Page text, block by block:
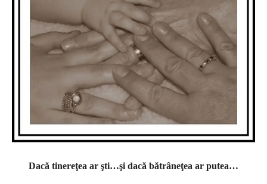
Dacă tinereţea ar şti…şi dacă bătrâneţea ar putea…